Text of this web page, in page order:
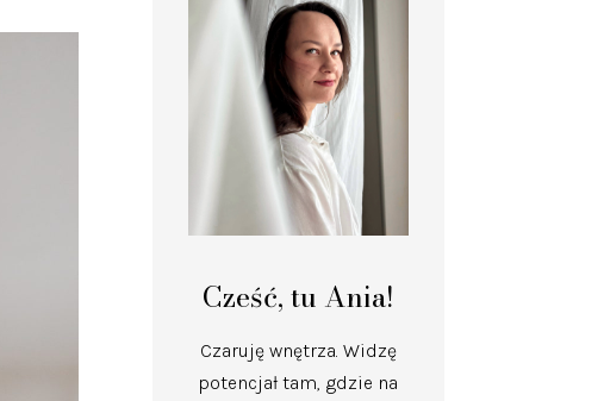
Cześć, tu Ania!
Czaruję wnętrza. Widzę
potencjał tam, gdzie na